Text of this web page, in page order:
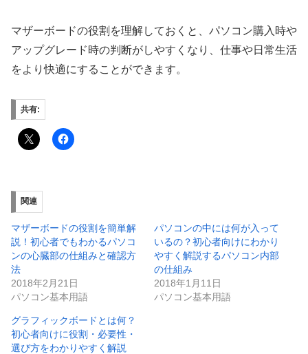
マザーボードの役割を理解しておくと、パソコン購入時や
アップグレード時の判断がしやすくなり、仕事や日常生活
をより快適にすることができます。
共有:
関連
マザーボードの役割を簡単解
説！初心者でもわかるパソコ
ンの心臓部の仕組みと確認方
法
2018年2月21日
パソコン基本用語
パソコンの中には何が入って
いるの？初心者向けにわかり
やすく解説するパソコン内部
の仕組み
2018年1月11日
パソコン基本用語
グラフィックボードとは何？
初心者向けに役割・必要性・
選び方をわかりやすく解説